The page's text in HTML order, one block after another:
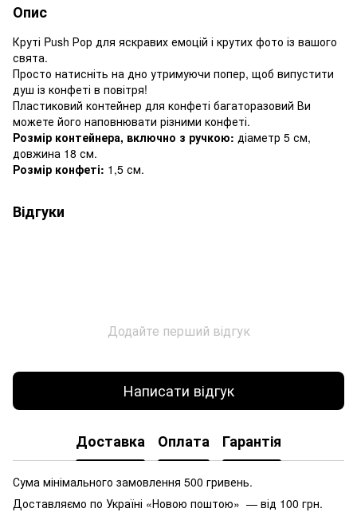
Опис
Круті Push Рор для яскравих емоцій і крутих фото із вашого
свята.
Просто натисніть на дно утримуючи попер, щоб випустити
душ із конфеті в повітря!
Пластиковий контейнер для конфеті багаторазовий Ви
можете його наповнювати різними конфеті.
Розмір контейнера, включно з ручкою: діаметр 5 см,
довжина 18 см.
Розмір конфеті: 1,5 см.
Відгуки
Додайте перший відгук
Написати відгук
Доставка Оплата Гарантія
Сума мінімального замовлення 500 гривень.
Доставляємо по Україні «Новою поштою» — від 100 грн.